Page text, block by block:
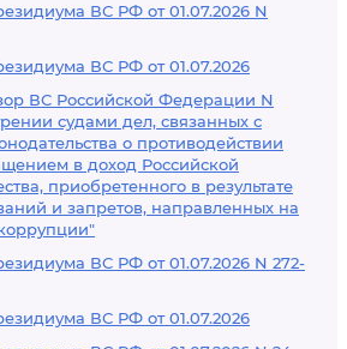
ВС РФ от 01.07.2026 N
ВС РФ от 01.07.2026
ВС Российской Федерации N
судами дел, связанных с
о противодействии
в доход Российской
приобретенного в результате
и запретов, направленных на
ВС РФ от 01.07.2026 N 272-
ВС РФ от 01.07.2026